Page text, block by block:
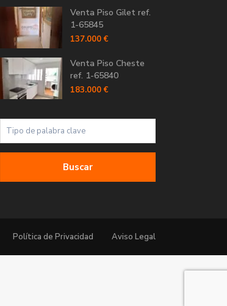
Venta Piso Gilet ref.
1-65845
137.000 €
Venta Piso Cheste
ref. 1-65840
183.000 €
Buscar
Política de Privacidad Aviso Legal